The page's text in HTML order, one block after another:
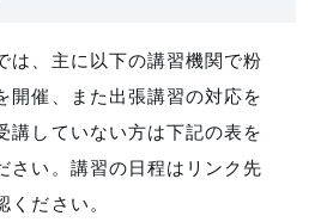
は、主に以下の講習機関で粉
開催、また出張講習の対応を
講していない方は下記の表を
さい。講習の日程はリンク先
ださい。